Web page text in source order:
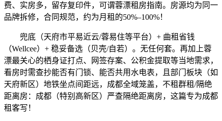
费、实房多，留存复印件，可谓蓉漂租房指南。房源均为同一
品牌拆修，合同规范，约为月租的50%–100%！
兜底（天府市平易近云/蓉易住等平台）+ 曲租省钱
（Wellcee）+ 稳妥备选（贝壳/自若）。无任何套。再加上蓉
漂最关心的栖身证打点、网签存案、公积金提取等当地需求，
看房时需查抄能否有门锁、能否共用水电表，且部门板块（如
天府新区）地铁坐点间距远，成都全域笼盖，不租群租/隔绝
距离房：成都（特别高新区）严查隔绝距离房，这篇专为成都
租客写！